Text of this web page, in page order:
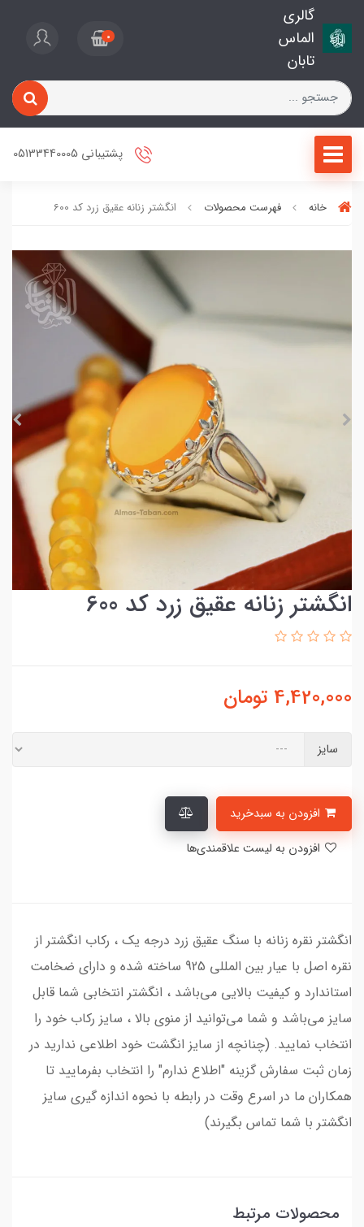
گالری
الماس
تابان
0
پشتیبانی 05133440005
خانه فهرست محصولات انگشتر زنانه عقیق زرد کد 600
انگشتر زنانه عقیق زرد کد 600
4,420,000 تومان
سایز
انگشتر نقره زنانه با سنگ عقیق زرد درجه یک ، رکاب انگشتر از
نقره اصل با عیار بین المللی 925 ساخته شده و دارای ضخامت
استاندارد و کیفیت بالایی می‌باشد ، انگشتر انتخابی شما قابل
سایز می‌باشد و شما می‌توانید از منوی بالا ، سایز رکاب خود را
انتخاب نمایید. (چنانچه از سایز انگشت خود اطلاعی ندارید در
زمان ثبت سفارش گزینه "اطلاع ندارم" را انتخاب بفرمایید تا
همکاران ما در اسرع وقت در رابطه با نحوه اندازه گیری سایز
انگشتر با شما تماس بگیرند)
محصولات مرتبط